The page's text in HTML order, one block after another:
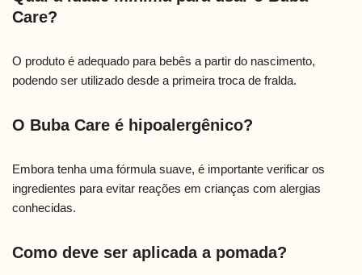
Care?
O produto é adequado para bebês a partir do nascimento,
podendo ser utilizado desde a primeira troca de fralda.
O Buba Care é hipoalergênico?
Embora tenha uma fórmula suave, é importante verificar os
ingredientes para evitar reações em crianças com alergias
conhecidas.
Como deve ser aplicada a pomada?